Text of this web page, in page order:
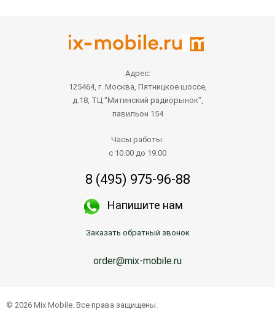
Адрес:
125464, г. Москва, Пятницкое шоссе,
д.18, ТЦ "Митинский радиорынок",
павильон 154
Часы работы:
с 10.00 до 19.00
8 (495) 975-96-88
Напишите нам
Заказать обратный звонок
order@mix-mobile.ru
© 2026 Mix Mobile. Все права защищены.